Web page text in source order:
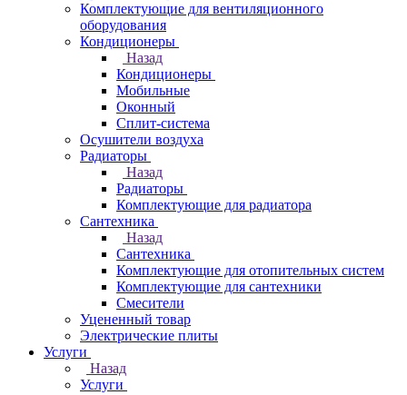
Комплектующие для вентиляционного
оборудования
Кондиционеры
Назад
Кондиционеры
Мобильные
Оконный
Сплит-система
Осушители воздуха
Радиаторы
Назад
Радиаторы
Комплектующие для радиатора
Сантехника
Назад
Сантехника
Комплектующие для отопительных систем
Комплектующие для сантехники
Смесители
Уцененный товар
Электрические плиты
Услуги
Назад
Услуги